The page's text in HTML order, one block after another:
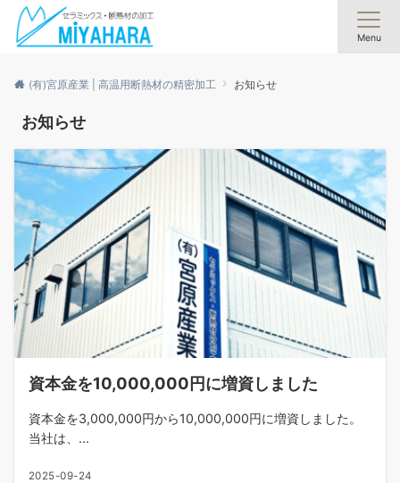
Menu
(有)宮原産業 | 高温用断熱材の精密加工 お知らせ
お知らせ
資本金を10,000,000円に増資しました
資本金を3,000,000円から10,000,000円に増資しました。
当社は、...
2025-09-24